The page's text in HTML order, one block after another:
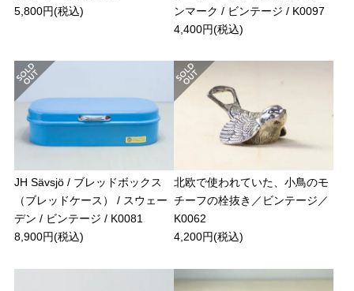
5,800円(税込)
ンマーク / ビンテージ / K0097
4,400円(税込)
JH Sävsjö / ブレッドボックス
（ブレッドケース） / スウェー
デン / ビンテージ / K0081
8,900円(税込)
北欧で使われていた、小鳥のモ
チーフの栓抜き／ビンテージ／
K0062
4,200円(税込)